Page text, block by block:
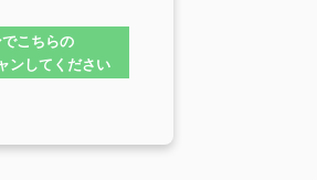
こちらの
ンしてください